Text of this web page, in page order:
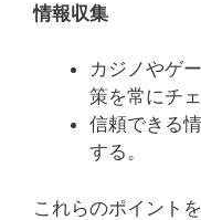
情報収集
カジノやゲ
策を常にチ
信頼できる
する。
これらのポイント